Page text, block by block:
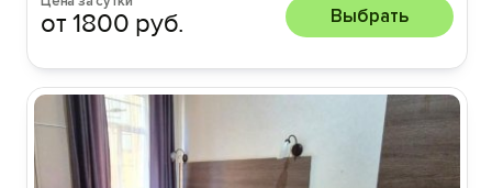
от 1800 руб. Выбрать